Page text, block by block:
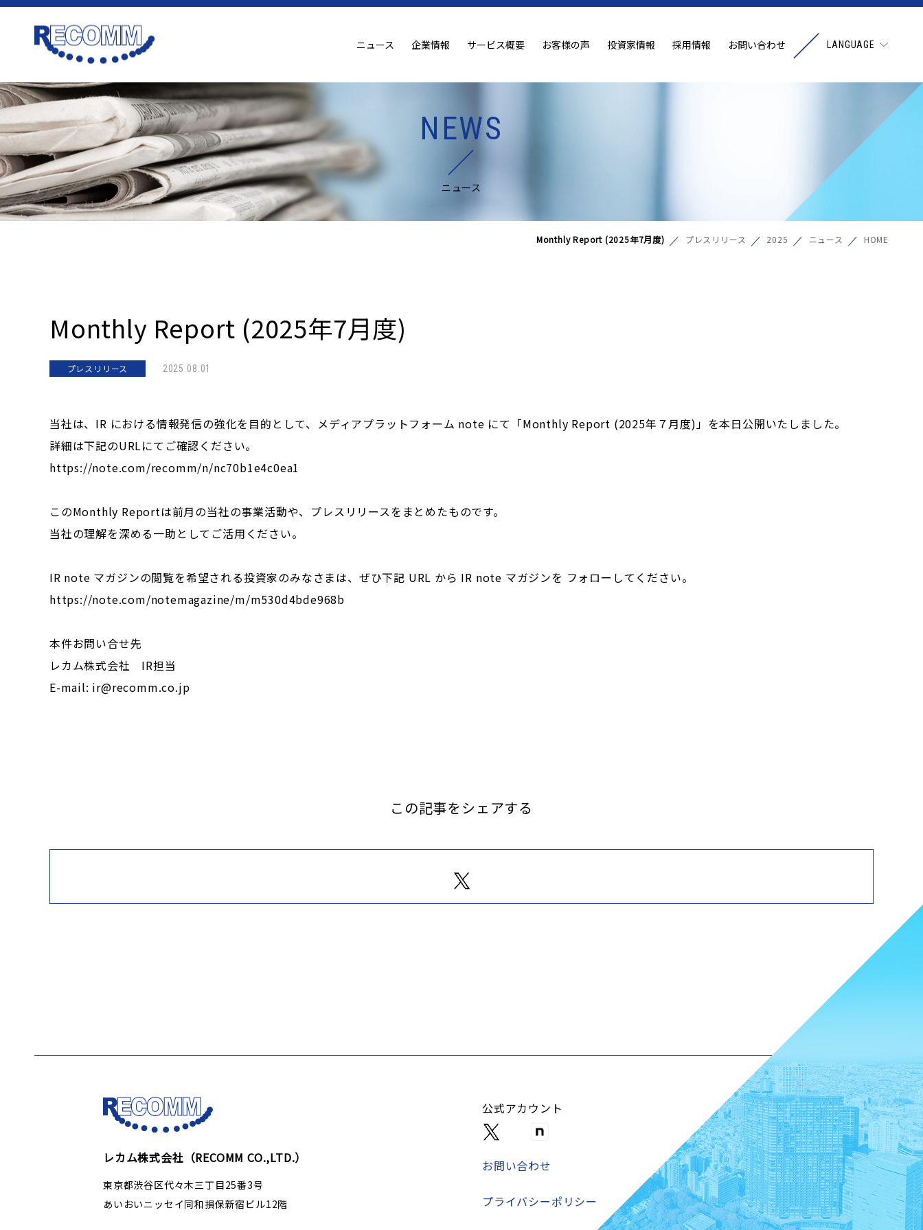
ニュース 企業情報 サービス概要 お客様の声 投資家情報 採用情報 お問い合わせ LANGUAGE
NEWS
ニュース
HOME
ニュース
2025
プレスリリース
Monthly Report (2025年7月度)
Monthly Report (2025年7月度)
プレスリリース 2025.08.01
当社は、IR における情報発信の強化を目的として、メディアプラットフォーム note にて「Monthly Report (2025年７月度)」を本日公開いたしました。
詳細は下記のURLにてご確認ください。
https://note.com/recomm/n/nc70b1e4c0ea1
このMonthly Reportは前月の当社の事業活動や、プレスリリースをまとめたものです。
当社の理解を深める一助としてご活用ください。
IR note マガジンの閲覧を希望される投資家のみなさまは、ぜひ下記 URL から IR note マガジンを フォローしてください。
https://note.com/notemagazine/m/m530d4bde968b
本件お問い合せ先
レカム株式会社 IR担当
E-mail: ir@recomm.co.jp
この記事をシェアする
レカム株式会社（RECOMM CO.,LTD.）
東京都渋谷区代々木三丁目25番3号
あいおいニッセイ同和損保新宿ビル12階
公式アカウント
お問い合わせ
プライバシーポリシー